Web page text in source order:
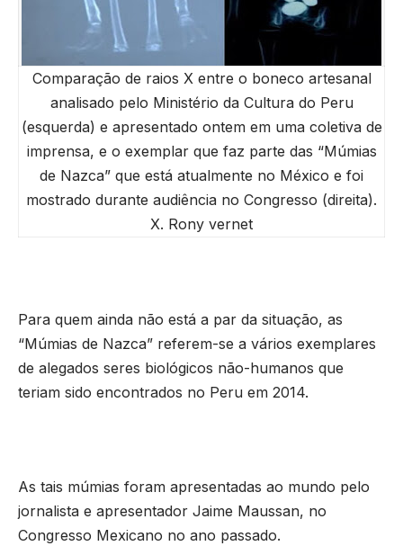
Comparação de raios X entre o boneco artesanal
analisado pelo Ministério da Cultura do Peru
(esquerda) e apresentado ontem em uma coletiva de
imprensa, e o exemplar que faz parte das “Múmias
de Nazca” que está atualmente no México e foi
mostrado durante audiência no Congresso (direita).
X. Rony vernet
Para quem ainda não está a par da situação, as
“Múmias de Nazca” referem-se a vários exemplares
de alegados seres biológicos não-humanos que
teriam sido encontrados no Peru em 2014.
As tais múmias foram apresentadas ao mundo pelo
jornalista e apresentador Jaime Maussan, no
Congresso Mexicano no ano passado.